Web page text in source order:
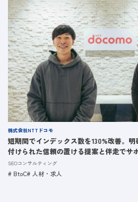
株式会社NTTドコモ
短期間でインデックス数を130%改善。
付けられた信頼の置ける提案と伴走でサ
SEOコンサルティング
BtoC 人材・求人